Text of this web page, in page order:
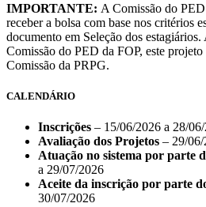
IMPORTANTE: A Comissão do
receber a bolsa com base nos critérios
documento em Seleção dos
Comissão do PED da FOP, este
Comissão da PRPG.
CALENDÁRIO
Inscrições – 15/06/2026 a 28/
Avaliação dos Projetos – 29/
Atuação no sistema por parte
a 29/07/2026
Aceite da inscrição por parte
30/07/2026